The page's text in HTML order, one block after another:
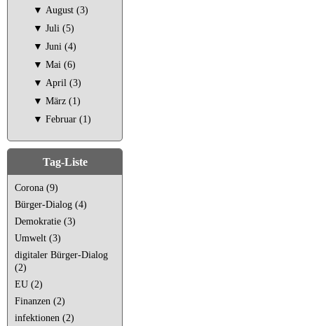
▼ August (3)
▼ Juli (5)
▼ Juni (4)
▼ Mai (6)
▼ April (3)
▼ März (1)
▼ Februar (1)
Tag-Liste
Corona (9)
Bürger-Dialog (4)
Demokratie (3)
Umwelt (3)
digitaler Bürger-Dialog
(2)
EU (2)
Finanzen (2)
infektionen (2)